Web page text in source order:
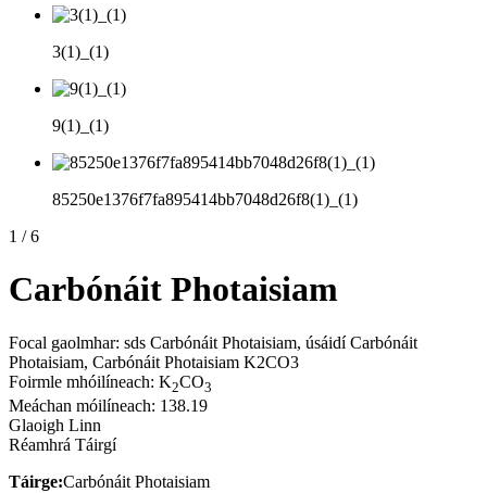
3(1)_(1)
9(1)_(1)
85250e1376f7fa895414bb7048d26f8(1)_(1)
1 / 6
Carbónáit Photaisiam
Focal gaolmhar: sds Carbónáit Photaisiam, úsáidí Carbónáit
Photaisiam, Carbónáit Photaisiam K2CO3
Foirmle mhóilíneach: K2CO3
Meáchan móilíneach: 138.19
Glaoigh Linn
Réamhrá Táirgí
Táirge:Carbónáit Photaisiam